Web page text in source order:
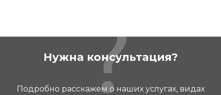
Нужна консультация?
Подробно расскажем о наших услугах, видах